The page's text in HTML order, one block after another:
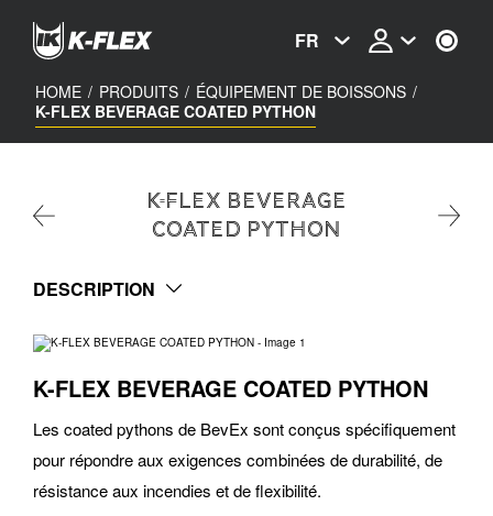
content
FR
HOME / PRODUITS / ÉQUIPEMENT DE BOISSONS /
K-FLEX BEVERAGE COATED PYTHON
K-FLEX BEVERAGE
COATED PYTHON
DESCRIPTION
K-FLEX BEVERAGE COATED PYTHON
Les coated pythons de BevEx sont conçus spécifiquement
pour répondre aux exigences combinées de durabilité, de
résistance aux incendies et de flexibilité.